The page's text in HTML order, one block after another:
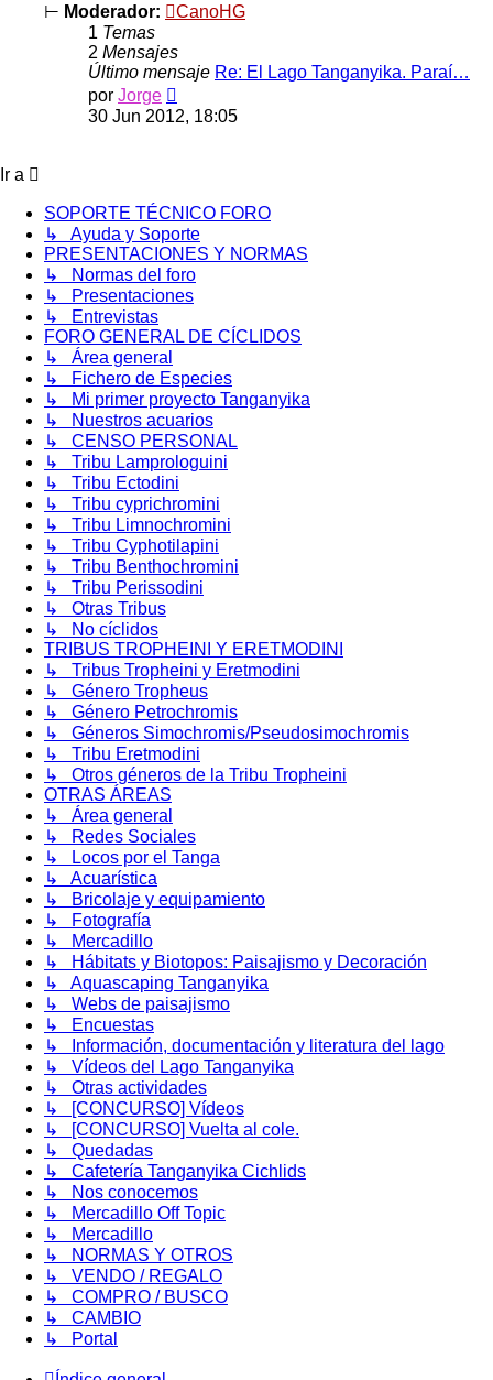
⊢ Moderador:
CanoHG
1 Temas
2 Mensajes
Último mensaje Re: El Lago Tanganyika. Paraí…
por Jorge
último
mensaje
30 Jun 2012, 18:05
Ir a
SOPORTE TÉCNICO FORO
↳ Ayuda y Soporte
PRESENTACIONES Y NORMAS
↳ Normas del foro
↳ Presentaciones
↳ Entrevistas
FORO GENERAL DE CÍCLIDOS
↳ Área general
↳ Fichero de Especies
↳ Mi primer proyecto Tanganyika
↳ Nuestros acuarios
↳ CENSO PERSONAL
↳ Tribu Lamprologuini
↳ Tribu Ectodini
↳ Tribu cyprichromini
↳ Tribu Limnochromini
↳ Tribu Cyphotilapini
↳ Tribu Benthochromini
↳ Tribu Perissodini
↳ Otras Tribus
↳ No cíclidos
TRIBUS TROPHEINI Y ERETMODINI
↳ Tribus Tropheini y Eretmodini
↳ Género Tropheus
↳ Género Petrochromis
↳ Géneros Simochromis/Pseudosimochromis
↳ Tribu Eretmodini
↳ Otros géneros de la Tribu Tropheini
OTRAS ÁREAS
↳ Área general
↳ Redes Sociales
↳ Locos por el Tanga
↳ Acuarística
↳ Bricolaje y equipamiento
↳ Fotografía
↳ Mercadillo
↳ Hábitats y Biotopos: Paisajismo y Decoración
↳ Aquascaping Tanganyika
↳ Webs de paisajismo
↳ Encuestas
↳ Información, documentación y literatura del lago
↳ Vídeos del Lago Tanganyika
↳ Otras actividades
↳ [CONCURSO] Vídeos
↳ [CONCURSO] Vuelta al cole.
↳ Quedadas
↳ Cafetería Tanganyika Cichlids
↳ Nos conocemos
↳ Mercadillo Off Topic
↳ Mercadillo
↳ NORMAS Y OTROS
↳ VENDO / REGALO
↳ COMPRO / BUSCO
↳ CAMBIO
↳ Portal